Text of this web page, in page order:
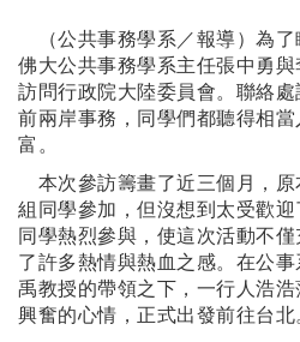
（公共事務學系／報導）為了
佛大公共事務學系主任張中勇
訪問行政院大陸委員會。聯絡
前兩岸事務，同學們都聽得相
富。
本次參訪籌畫了近三個月，原
組同學參加，但沒想到太受歡
同學熱烈參與，使這次活動不
了許多熱情與熱血之感。在公
禹教授的帶領之下，一行人浩
興奮的心情，正式出發前往台北